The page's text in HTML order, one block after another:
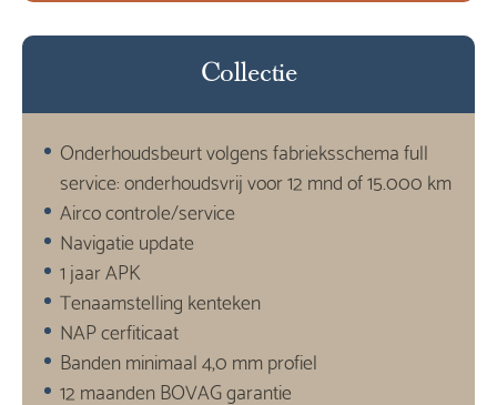
Collectie
Onderhoudsbeurt volgens fabrieksschema full
service: onderhoudsvrij voor 12 mnd of 15.000 km
Airco controle/service
Navigatie update
1 jaar APK
Tenaamstelling kenteken
NAP cerfiticaat
Banden minimaal 4,0 mm profiel
12 maanden BOVAG garantie